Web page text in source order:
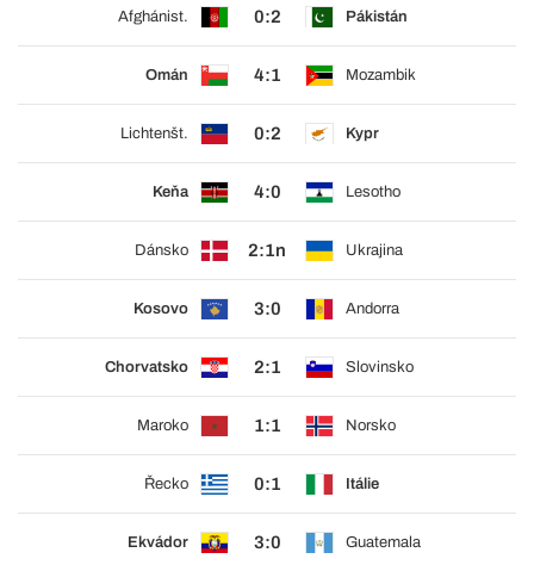
Afghánist. 0:2 Pákistán
Omán 4:1 Mozambik
Lichtenšt. 0:2 Kypr
Keňa 4:0 Lesotho
Dánsko 2:1n Ukrajina
Kosovo 3:0 Andorra
Chorvatsko 2:1 Slovinsko
Maroko 1:1 Norsko
Řecko 0:1 Itálie
Ekvádor 3:0 Guatemala